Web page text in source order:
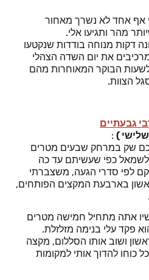
אף אחד לא נשרך מאחור
מהר ותגיעו אלי.
דקות מנוחה בודדות שנקטעו
את יום השדה הצהלי
הבוקר המאוחרות מהם
הצוות.
גבעתיים
)
:
שק במרחק שבעים מטרים
לשמאל כפי שעשיתם עד כה
לפי סדרי הגעה, משצברתי
בארבעת המקצים הפותחים,
אתה מתחיל חמישה מטרים
פקד עלי בנימה מזלזלת.
ושוב אותו הסללום, מקצה
כוחו להדוך אותי למקומות